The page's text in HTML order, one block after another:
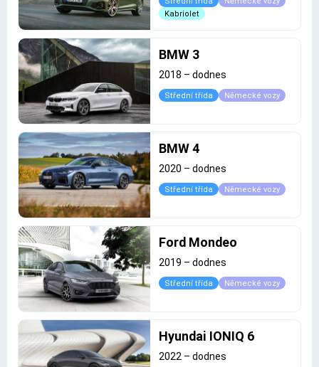
Kabriolet
BMW 3
2018 – dodnes
Střední třída Německé vozy
BMW 4
2020 – dodnes
Střední třída Německé vozy
Ford Mondeo
2019 – dodnes
Střední třída Německé vozy
Hyundai IONIQ 6
2022 – dodnes